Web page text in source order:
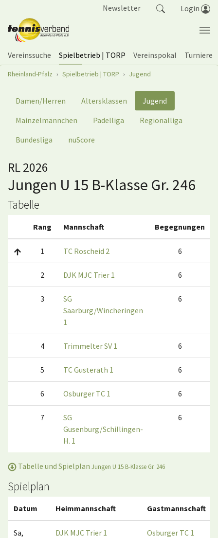
Newsletter Login
Vereinssuche Spielbetrieb | TORP Vereinspokal
Turniere
Sie sind hier:
Rheinland-Pfalz Spielbetrieb | TORP Jugend
Damen/Herren Altersklassen
Jugend
Mainzelmännchen
Padelliga
Regionalliga
Bundesliga
nuScore
RL 2026
Jungen U 15 B-Klasse Gr. 246
Tabelle
Rang Mannschaft Begegnungen
1 TC Roscheid 2 6
2 DJK MJC Trier 1 6
3
SG
Saarburg/Wincheringen
1
6
4 Trimmelter SV 1 6
5 TC Gusterath 1 6
6 Osburger TC 1 6
7
SG
Gusenburg/Schillingen-
H. 1
6
Tabelle und Spielplan Jungen U 15 B-Klasse Gr. 246
Spielplan
Datum Heimmannschaft Gastmannschaft
Sa,
DJK MJC Trier 1 Osburger TC 1